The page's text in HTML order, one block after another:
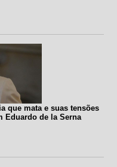
que mata e suas tensões
Eduardo de la Serna